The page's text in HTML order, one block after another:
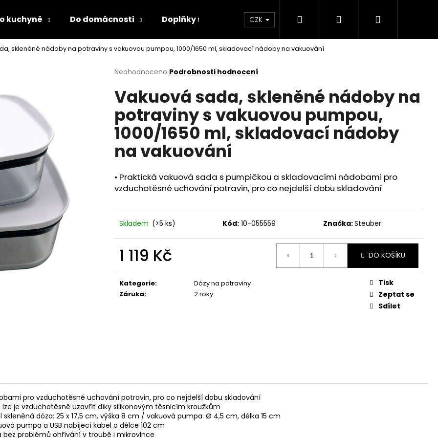
kuchyně Do domácnosti Doplňky s LED světlem Zdraví Výprodej skladových
CZK Hledat PřihlášeníNákupní
skleněné nádoby na potraviny s vakuovou pumpou, 1000/1650 ml, skladovací nádoby na vakuování
Průměrné
produktu
je
5
hvězdiček.
Neohodnoceno Podrobnosti hodnocení
Vakuová sada, skleněné nádoby na
potraviny s vakuovou pumpou,
1000/1650 ml, skladovací nádoby
na vakuování
• Praktická vakuová sada s pumpičkou a skladovacími nádobami pro
vzduchotěsné uchování potravin, pro co nejdelší dobu skladování
Skladem (>5 ks) Kód: 10-055559 Značka:Steuber
1 119 Kč
cena:
DO KOŠÍKU
Kategorie:
Dózy na potraviny
Záruka: 2 roky
Tisk
Zeptat se
Sdílet
pro vzduchotěsné uchování potravin, pro co nejdelší dobu skladování
je vzduchotěsně uzavřít díky silikonovým těsnicím kroužkům
skleněná dóza: 25 x 17,5 cm, výška 8 cm / vakuová pumpa: Ø 4,5 cm, délka 15 cm
pumpa a USB nabíjecí kabel o délce 102 cm
problémů ohřívání v troubě i mikrovlnce
Co potřebujete najít?
HLEDAT
Doporučujeme
LÁHEV NA PITÍ KIDS FUN
Kč
PÁNEVNÍ PROLOŽKY SADA 3 KUSY
67 Kč